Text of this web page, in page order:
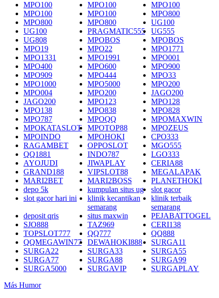
MPO100 MPO100
MPO100
MPO100
MPO100
MPO800
MPO800
MPO800
UG100
UG100
PRAGMATIC555
UG555
UG808
MPOBOS
MPOBOS
MPO19
MPO22
MPO1771
MPO1331
MPO1991
MPO001
MPO400
MPO600
MPO900
MPO909
MPO444
MPO33
MPO1000
MPO5000
MPO200
MPO004
MPO200
JAGO200
JAGO200
MPO123
MPO128
MPO138
MPO838
MPO828
MPO787
MPOQQ
MPOMAXWIN
MPOKATASLOT
MPOTOP88
MPOZEUS
MPOINDO
MPOHOKI
CPO333
RAGAMBET
OPPOSLOT
MGO555
QQ1881
INDO787
LGO333
AYOJUDI
JIWAPLAY
CERIA88
GRAND188
VIPSLOT88
MEGALAPAK
MARI2BET
MARI2BOSS
PLANETHOKI
depo 5k
kumpulan situs ug
slot gacor
slot gacor hari ini
klinik kecantikan
semarang
klinik terbaik
semarang
deposit qris
situs maxwin
PEJABATTOGEL
SJO888
TAZ969
CERI138
TOPSLOT777
QQ777
QQ888
QQMEGAWIN77
DEWAHOKI888
SURGA11
SURGA22
SURGA33
SURGA55
SURGA77
SURGA88
SURGA99
SURGA5000
SURGAVIP
SURGAPLAY
Más Humor